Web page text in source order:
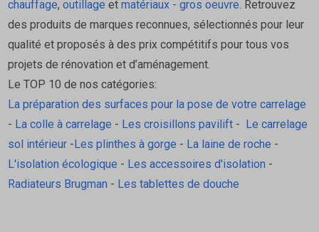
chauffage, outillage et matériaux - gros oeuvre. Retrouvez
des produits de marques reconnues, sélectionnés pour leur
qualité et proposés à des prix compétitifs pour tous vos
projets de rénovation et d’aménagement.
Le TOP 10 de nos catégories:
La préparation des surfaces pour la pose de votre carrelage
- La colle à carrelage - Les croisillons pavilift- Le carrelage
sol intérieur-Les plinthes à gorge - La laine de roche -
L'isolation écologique - Les accessoires d'isolation -
Radiateurs Brugman - Les tablettes de douche